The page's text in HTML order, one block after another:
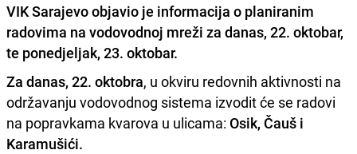
VIK Sarajevo objavio je informacija o planiranim
radovima na vodovodnoj mreži za danas, 22. oktobar,
te ponedjeljak, 23. oktobar.
Za danas, 22. oktobra, u okviru redovnih aktivnosti na
održavanju vodovodnog sistema izvodit će se radovi
na popravkama kvarova u ulicama: Osik, Čauš i
Karamušići.